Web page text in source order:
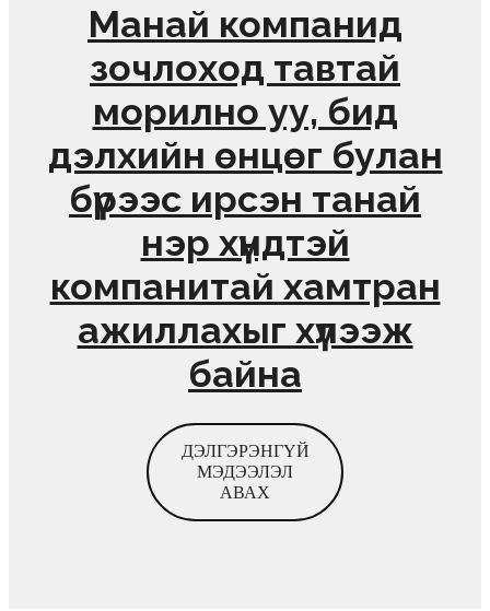
Манай компанид
зочлоход тавтай
морилно уу, бид
дэлхийн өнцөг булан
бүрээс ирсэн танай
нэр хүндтэй
компанитай хамтран
ажиллахыг хүлээж
байна
ДЭЛГЭРЭНГҮЙ
МЭДЭЭЛЭЛ
АВАХ